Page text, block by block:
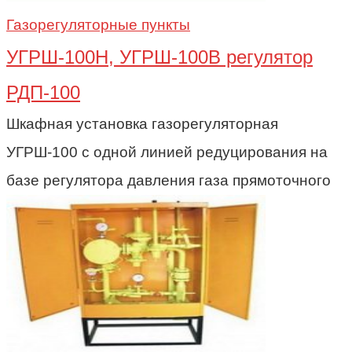
Газорегуляторные пункты
УГРШ-100Н, УГРШ-100В регулятор
РДП-100
Шкафная установка газорегуляторная
УГРШ-100 с одной линией редуцирования на
базе регулятора давления газа прямоточного